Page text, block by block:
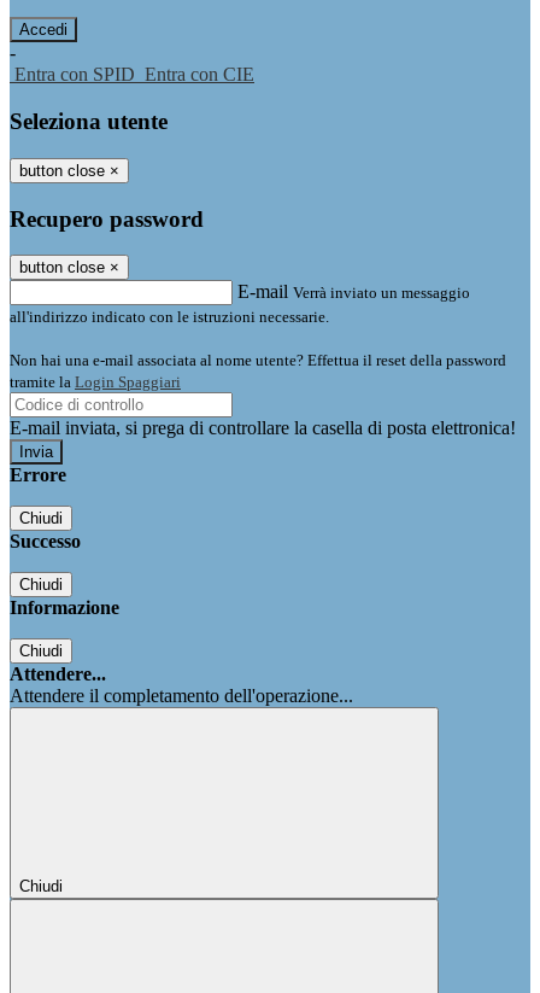
-
Entra con SPID Entra con CIE
Seleziona utente
button close ×
Recupero password
button close ×
E-mail Verrà inviato un messaggio
all'indirizzo indicato con le istruzioni necessarie.
Non hai una e-mail associata al nome utente? Effettua il reset della password
tramite la Login Spaggiari
E-mail inviata, si prega di controllare la casella di posta elettronica!
Errore
Chiudi
Successo
Chiudi
Informazione
Chiudi
Attendere...
Attendere il completamento dell'operazione...
Chiudi